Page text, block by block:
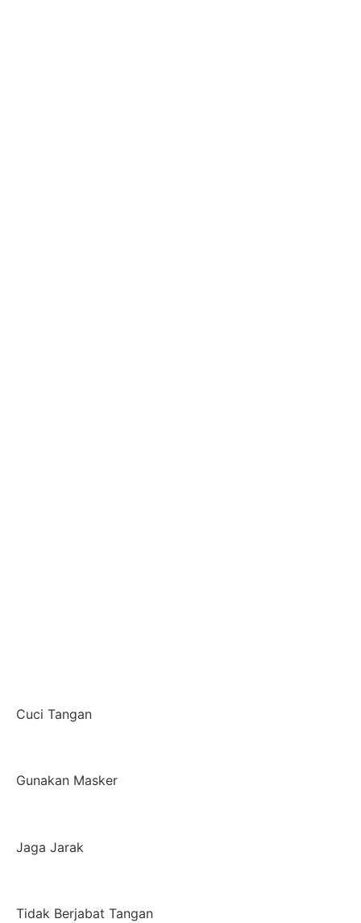
Cuci Tangan
Gunakan Masker
Jaga Jarak
Tidak Berjabat Tangan